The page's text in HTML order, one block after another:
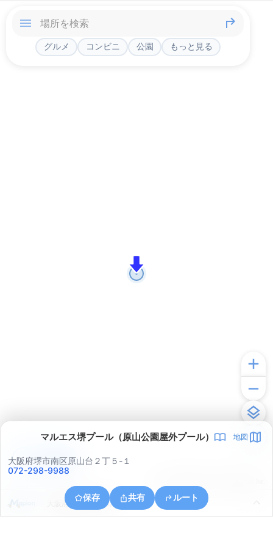
グルメ コンビニ 公園 もっと見る
マルエス堺プール（原山公園屋外プール） 地図
大阪府堺市南区原山台２丁５-１
072-298-9988
保存 共有 ルート
大阪府和泉市三林町
アプリで見る